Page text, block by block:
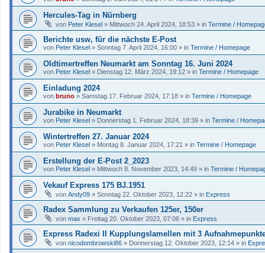
Hercules-Tag in Nürnberg
von Peter Klesel » Mittwoch 24. April 2024, 18:53 » in Termine /
Berichte usw, für die nächste E-Post
von Peter Klesel » Sonntag 7. April 2024, 16:00 » in Termine / Homepage
Oldtimertreffen Neumarkt am Sonntag 16. Juni 2024
von Peter Klesel » Dienstag 12. März 2024, 19:12 » in Termine / Homepage
Einladung 2024
von bruno » Samstag 17. Februar 2024, 17:18 » in Termine / Homepage
Jurabike in Neumarkt
von Peter Klesel » Donnerstag 1. Februar 2024, 18:39 » in Termine /
Wintertreffen 27. Januar 2024
von Peter Klesel » Montag 8. Januar 2024, 17:21 » in Termine / Homepage
Erstellung der E-Post 2_2023
von Peter Klesel » Mittwoch 8. November 2023, 14:49 » in Termine /
Vekauf Express 175 BJ.1951
von Andy09 » Sonntag 22. Oktober 2023, 12:22 » in Express
Radex Sammlung zu Verkaufen 125er, 150er
von max » Freitag 20. Oktober 2023, 07:06 » in Express
Express Radexi II Kupplungslamellen mit 3
von nicodombrowski86 » Donnerstag 12. Oktober 2023, 12:14 » in